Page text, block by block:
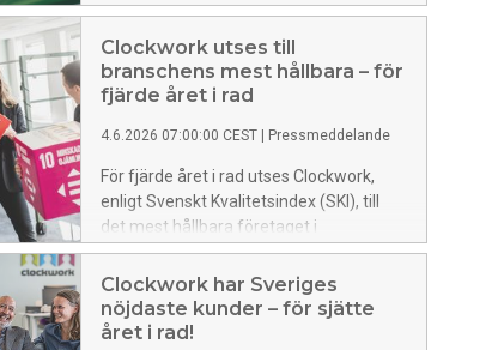
Samtidigt placerar sig NearYou på andra
plats – vilket innebär att två bolag inom
samma koncern återigen intar
branschens toppositioner.
Clockwork utses till
branschens mest hållbara – för
fjärde året i rad
4.6.2026 07:00:00 CEST Pressmeddelande
För fjärde året i rad utses Clockwork,
enligt Svenskt Kvalitetsindex (SKI), till
det mest hållbara företaget i
bemannings- och
rekryteringsbranschen. Utmärkelsen
baseras på kundernas upplevelse av hur
företagen arbetar med hållbarhet i
Clockwork har Sveriges
nöjdaste kunder – för sjätte
året i rad!